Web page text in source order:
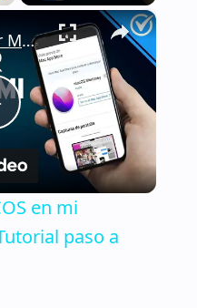
×
¿Cómo instalar MACOS en mi dispositivo IMAC? - Tutorial paso a paso
en mi
paso a